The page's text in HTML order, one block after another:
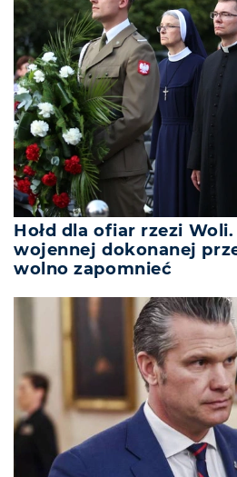
Hołd dla ofiar rzezi
wojennej dokonanej
wolno zapomnieć